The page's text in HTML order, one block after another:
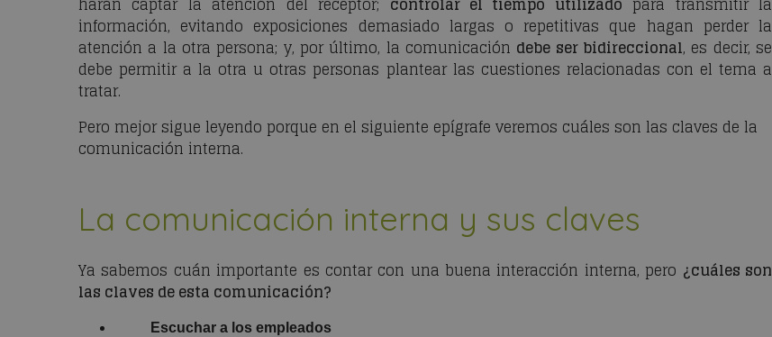
información, evitando exposiciones demasiado largas o repetitivas que hagan perder la
atención a la otra persona; y, por último, la comunicación debe ser bidireccional, es decir, se
debe permitir a la otra u otras personas plantear las cuestiones relacionadas con el tema a
tratar.
Pero mejor sigue leyendo porque en el siguiente epígrafe veremos cuáles son las claves de la
comunicación interna.
La comunicación interna y sus claves
Ya sabemos cuán importante es contar con una buena interacción interna, pero ¿cuáles son
las claves de esta comunicación?
Escuchar a los empleados